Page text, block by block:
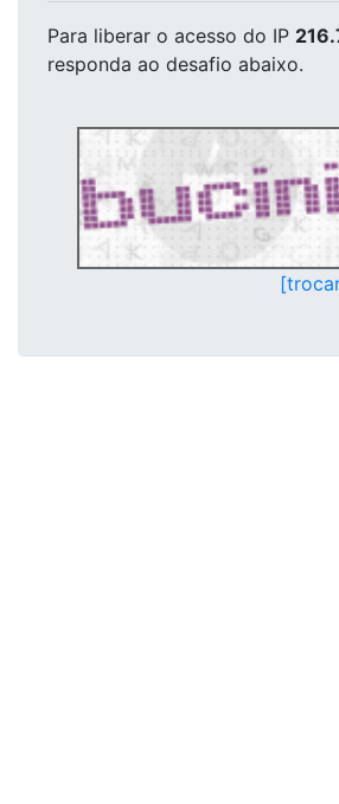
Para liberar o acesso do IP
responda ao desafio abaixo.